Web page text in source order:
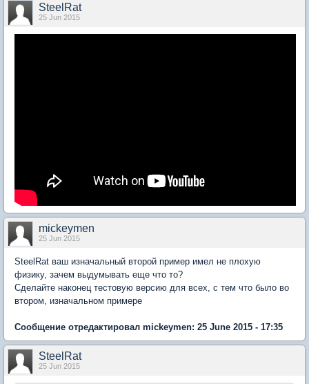
SteelRat
25 Jun 2015
mickeymen
25 Jun 2015
SteelRat ваш изначальный второй пример имел не плохую
физику, зачем выдумывать еще что то?
Сделайте наконец тестовую версию для всех, с тем что было во
втором, изначальном примере
Сообщение отредактировал mickeymen: 25 June 2015 - 17:35
SteelRat
25 Jun 2015